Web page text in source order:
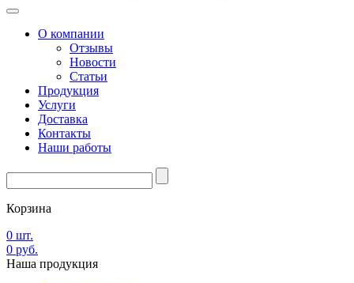
О компании
Отзывы
Новости
Статьи
Продукция
Услуги
Доставка
Контакты
Наши работы
Корзина
0 шт.
0 руб.
Наша продукция